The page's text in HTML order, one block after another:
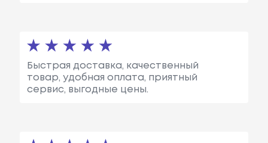
Быстрая доставка, качественный
товар, удобная оплата, приятный
сервис, выгодные цены.